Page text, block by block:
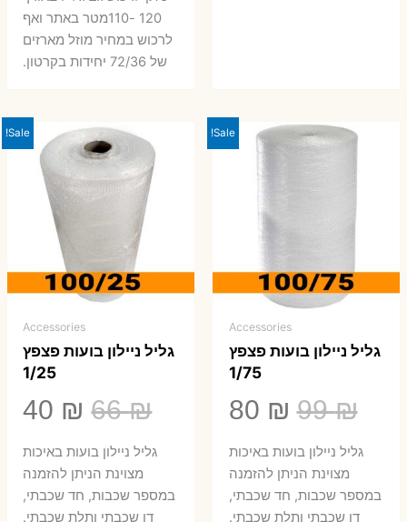
120 -110מטר באתר ואף
לרכוש במחיר מוזל מארזים
של 72/36 יחידות בקרטון.
Sale!
Accessories
גליל ניילון בועות פצפץ
1/75
99₪
המחיר
המקורי
היה:
99 ₪.
80 ₪
הנוכחיגליל ניילון בועות באיכות
מצוינת הניתן להזמנה
במספר שכבות, חד שכבתי,
דו שכבתי ותלת שכבתי.
Sale!
Accessories
גליל ניילון בועות פצפץ
1/25
66₪
המחיר
המקורי
היה:
66 ₪.
40 ₪
₪.
גליל ניילון בועות באיכות
מצוינת הניתן להזמנה
במספר שכבות, חד שכבתי,
דו שכבתי ותלת שכבתי.